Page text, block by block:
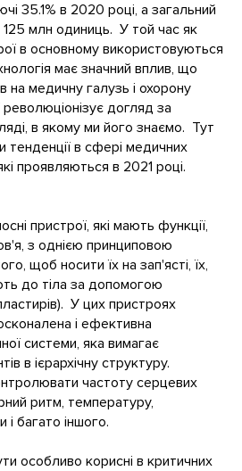
35.1% в 2020 році, а загальний
млн одиниць. У той час як
в основному використовуються
має значний вплив, що
на медичну галузь і охорону
догляд за
в якому ми його знаємо. Тут
тенденції в сфері медичних
проявляються в 2021 році.
пристрої, які мають функції,
з однією принциповою
щоб носити їх на зап'ясті, їх,
до тіла за допомогою
У цих пристроях
і ефективна
системи, яка вимагає
в ієрархічну структуру.
частоту серцевих
ритм, температуру,
і багато іншого.
особливо корисні в критичних